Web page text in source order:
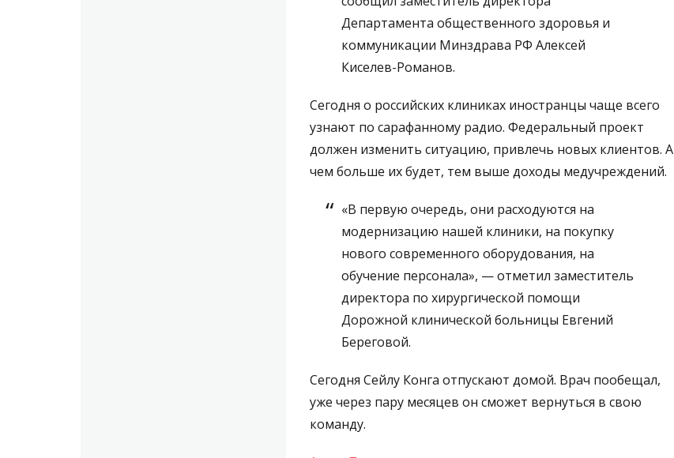
Департамента общественного здоровья и
коммуникации Минздрава РФ Алексей
Киселев-Романов.
Сегодня о российских клиниках иностранцы чаще всего
узнают по сарафанному радио. Федеральный проект
должен изменить ситуацию, привлечь новых клиентов. А
чем больше их будет, тем выше доходы медучреждений.
«В первую очередь, они расходуются на
модернизацию нашей клиники, на покупку
нового современного оборудования, на
обучение персонала», — отметил заместитель
директора по хирургической помощи
Дорожной клинической больницы Евгений
Береговой.
Сегодня Сейлу Конга отпускают домой. Врач пообещал,
уже через пару месяцев он сможет вернуться в свою
команду.